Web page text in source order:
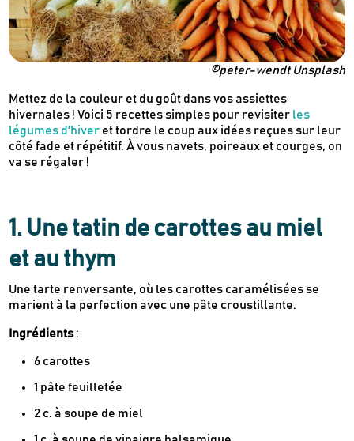
©peter-wendt Unsplash
Mettez de la couleur et du goût dans vos assiettes
hivernales ! Voici 5 recettes simples pour revisiter les
légumes d'hiver et tordre le coup aux idées reçues sur leur
côté fade et répétitif. À vous navets, poireaux et courges, on
va se régaler !
1. Une tatin de carottes au miel
et au thym
Une tarte renversante, où les carottes caramélisées se
marient à la perfection avec une pâte croustillante.
Ingrédients:
6 carottes
1 pâte feuilletée
2 c. à soupe de miel